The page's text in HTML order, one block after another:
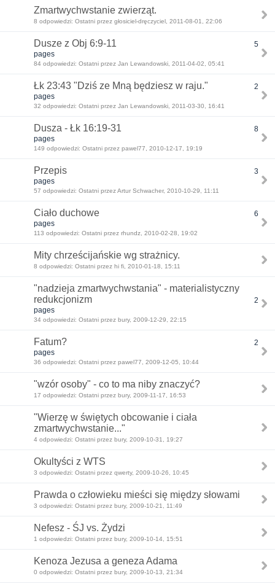
Zmartwychwstanie zwierząt.
8 odpowiedzi: Ostatni przez głosiciel-dręczyciel, 2011-08-01, 22:06
Dusze z Obj 6:9-11
5
pages
84 odpowiedzi: Ostatni przez Jan Lewandowski, 2011-04-02, 05:41
Łk 23:43 "Dziś ze Mną będziesz w raju."
2
pages
32 odpowiedzi: Ostatni przez Jan Lewandowski, 2011-03-30, 16:41
Dusza - Łk 16:19-31
8
pages
149 odpowiedzi: Ostatni przez pawel77, 2010-12-17, 19:19
Przepis
3
pages
57 odpowiedzi: Ostatni przez Artur Schwacher, 2010-10-29, 11:11
Ciało duchowe
6
pages
113 odpowiedzi: Ostatni przez rhundz, 2010-02-28, 19:02
Mity chrześcijańskie wg strażnicy.
8 odpowiedzi: Ostatni przez hi fi, 2010-01-18, 15:11
"nadzieja zmartwychwstania" - materialistyczny
redukcjonizm
2
pages
34 odpowiedzi: Ostatni przez bury, 2009-12-29, 22:15
Fatum?
2
pages
36 odpowiedzi: Ostatni przez pawel77, 2009-12-05, 10:44
"wzór osoby" - co to ma niby znaczyć?
17 odpowiedzi: Ostatni przez bury, 2009-11-17, 16:53
"Wierzę w świętych obcowanie i ciała
zmartwychwstanie..."
4 odpowiedzi: Ostatni przez bury, 2009-10-31, 19:27
Okultyści z WTS
3 odpowiedzi: Ostatni przez qwerty, 2009-10-26, 10:45
Prawda o człowieku mieści się między słowami
3 odpowiedzi: Ostatni przez bury, 2009-10-21, 11:49
Nefesz - ŚJ vs. Żydzi
1 odpowiedzi: Ostatni przez bury, 2009-10-14, 15:51
Kenoza Jezusa a geneza Adama
0 odpowiedzi: Ostatni przez bury, 2009-10-13, 21:34